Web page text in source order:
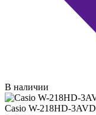
В наличии
Casio W-218HD-